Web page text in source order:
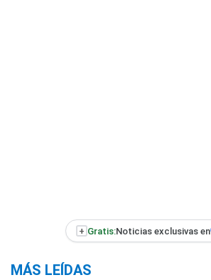
+ Gratis:Noticias exclusivas en
MÁS LEÍDAS